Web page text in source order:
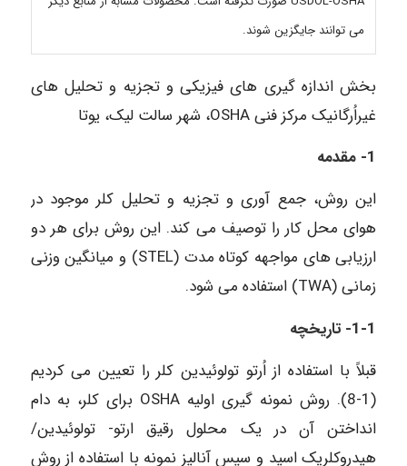
می­ توانند جایگزین شوند.
بخش اندازه ­گیری­ های فیزیکی و تجزیه و تحلیل­ های
غیراُرگانیک مرکز فنی OSHA، شهر سالت لیک، یوتا
1- مقدمه
این روش، جمع ­آوری و تجزیه و تحلیل کلر موجود در
هوای محل کار را توصیف می­ کند. این روش برای هر دو
ارزیابی ­های مواجهه کوتاه مدت (STEL) و میانگین وزنی
زمانی (TWA) استفاده می شود.
1-1- تاریخچه
قبلاً با استفاده از اُرتو تولوئیدین کلر را تعیین می­ کردیم
(1-8). روش نمونه ­گیری اولیه OSHA برای کلر، به دام
انداختن آن در یک محلول رقیق ارتو- تولوئیدین/
هیدروکلریک اسید و سپس آنالیز نمونه با استفاده از روش